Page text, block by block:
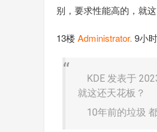
别，要求性能高的，就
13楼 Administrator. 9小
KDE 发表于
就这还天花板？
10年前的垃圾